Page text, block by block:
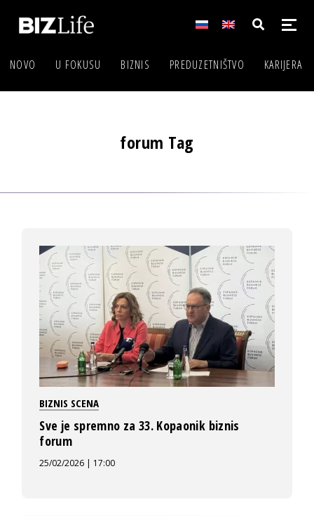
NOVO U FOKUSU BIZNIS PREDUZETNIŠTVO KARIJERA
forum Tag
BIZNIS SCENA
Sve je spremno za 33. Kopaonik biznis
forum
25/02/2026 | 17:00